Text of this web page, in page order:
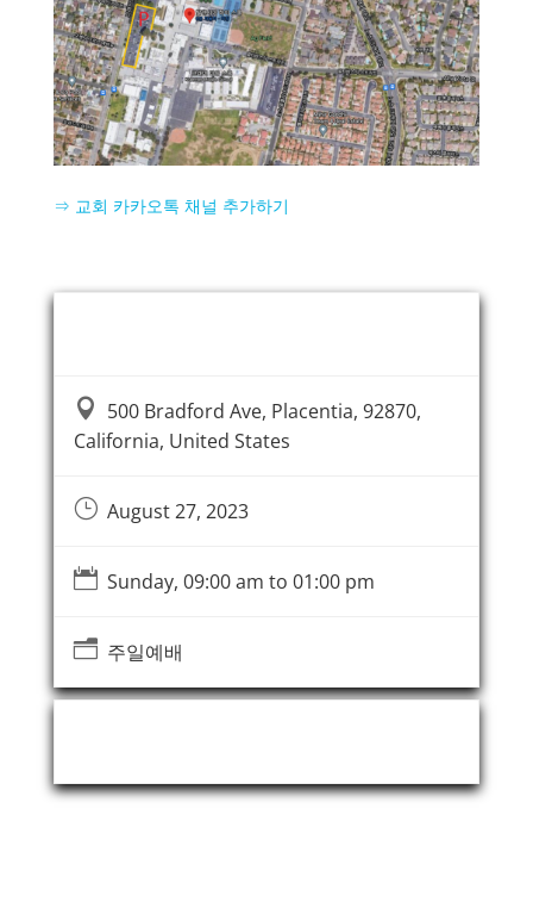
⇒ 교회 카카오톡 채널 추가하기
 500 Bradford Ave, Placentia, 92870,
California, United States
}August 27, 2023
 Sunday, 09:00 am to 01:00 pm
n주일예배